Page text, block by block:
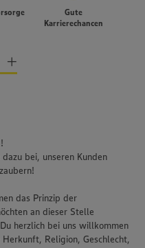
Gute
Karrierechancen
bei, unseren Kunden
das Prinzip der
an dieser Stelle
herzlich bei uns willkommen
Religion, Geschlecht,